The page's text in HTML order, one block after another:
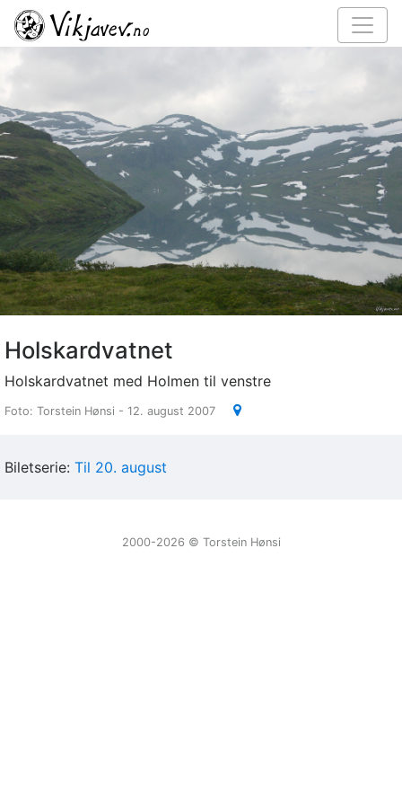
Holskardvatnet
Holskardvatnet med Holmen til venstre
Foto: Torstein Hønsi - 12. august 2007
Biletserie: Til 20. august
2000-2026 ©️ Torstein Hønsi